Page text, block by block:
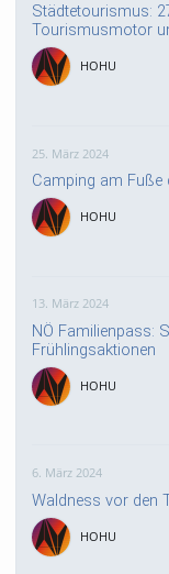
Städtetourismus:
Tourismusmotor
HOHU
25. März 2024
Camping am Fuße
HOHU
13. März 2024
NÖ Familienpass:
Frühlingsaktionen
HOHU
6. März 2024
Waldness vor den
HOHU